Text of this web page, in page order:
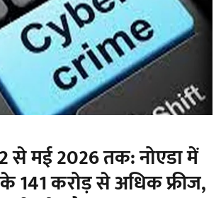
से मई 2026 तक: नोएडा में
141 करोड़ से अधिक फ्रीज,